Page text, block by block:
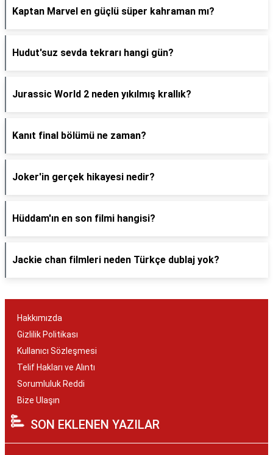
Kaptan Marvel en güçlü süper kahraman mı?
Hudut'suz sevda tekrarı hangi gün?
Jurassic World 2 neden yıkılmış krallık?
Kanıt final bölümü ne zaman?
Joker'in gerçek hikayesi nedir?
Hüddam'ın en son filmi hangisi?
Jackie chan filmleri neden Türkçe dublaj yok?
Hakkımızda
Gizlilik Politikası
Kullanıcı Sözleşmesi
Telif Hakları ve Alıntı
Sorumluluk Reddi
Bize Ulaşın
SON EKLENEN YAZILAR